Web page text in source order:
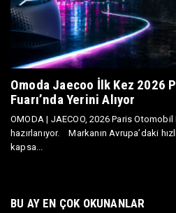
Omoda Jaecoo İlk Kez 2026
Fuarı’nda Yerini Alıyor
OMODA | JAECOO, 2026 Paris Otomobil
hazırlanıyor. Markanın Avrupa’daki
kapsa...
BU AY EN ÇOK OKUNANLAR